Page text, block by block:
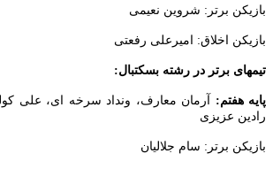
برتر: شروین نعیمی
اخلاق: امیرعلی رفعتی
برتر در رشته بسکتبال:
هفتم:آرمان معارف، ونداد سرخه ای، علی کولجی،
عزیزی
برتر: سام جلالیان